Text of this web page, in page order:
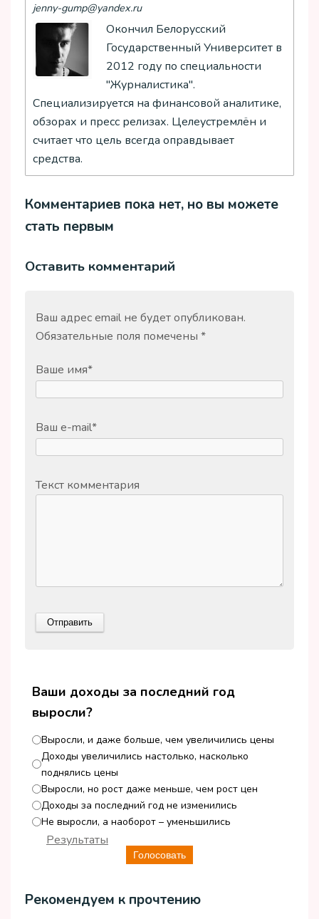
jenny-gump@yandex.ru
Окончил Белорусский
Государственный Университет в
2012 году по специальности
"Журналистика".
Специализируется на финансовой аналитике,
обзорах и пресс релизах. Целеустремлён и
считает что цель всегда оправдывает
средства.
Комментариев пока нет, но вы можете
стать первым
Оставить комментарий
Ваш адрес email не будет опубликован.
Обязательные поля помечены *
Ваше имя*
Ваш e-mail*
Текст комментария
Ваши доходы за последний год
выросли?
Выросли, и даже больше, чем увеличились цены
Доходы увеличились настолько, насколько
поднялись цены
Выросли, но рост даже меньше, чем рост цен
Доходы за последний год не изменились
Не выросли, а наоборот – уменьшились
Голосовать
Результаты
Рекомендуем к прочтению